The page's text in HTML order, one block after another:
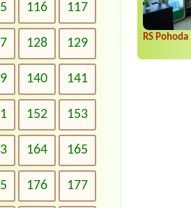
RS Pohoda
116 117
128 129
140 141
152 153
164 165
176 177